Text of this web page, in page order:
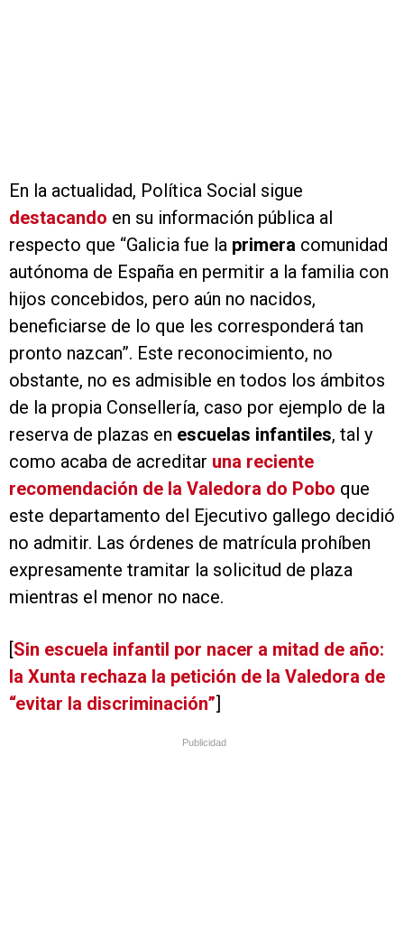
En la actualidad, Política Social sigue
destacando en su información pública al
respecto que “Galicia fue la primera comunidad
autónoma de España en permitir a la familia con
hijos concebidos, pero aún no nacidos,
beneficiarse de lo que les corresponderá tan
pronto nazcan”. Este reconocimiento, no
obstante, no es admisible en todos los ámbitos
de la propia Consellería, caso por ejemplo de la
reserva de plazas en escuelas infantiles, tal y
como acaba de acreditar una reciente
recomendación de la Valedora do Pobo que
este departamento del Ejecutivo gallego decidió
no admitir. Las órdenes de matrícula prohíben
expresamente tramitar la solicitud de plaza
mientras el menor no nace.
[Sin escuela infantil por nacer a mitad de año:
la Xunta rechaza la petición de la Valedora de
“evitar la discriminación”]
Publicidad